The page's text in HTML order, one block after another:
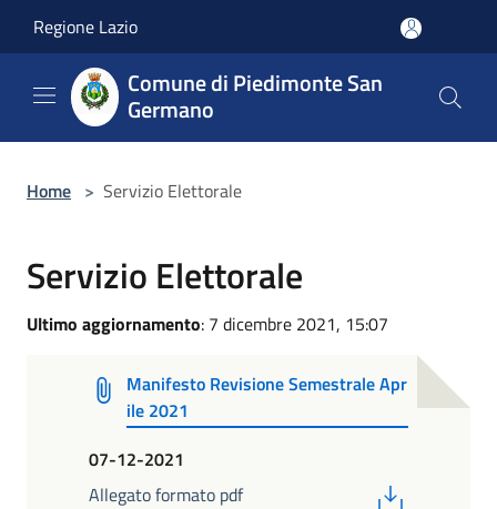
Regione Lazio
Comune di Piedimonte San
Germano
Home > Servizio Elettorale
Servizio Elettorale
Ultimo aggiornamento: 7 dicembre 2021, 15:07
Manifesto Revisione Semestrale Apr
ile 2021
07-12-2021
Allegato formato pdf